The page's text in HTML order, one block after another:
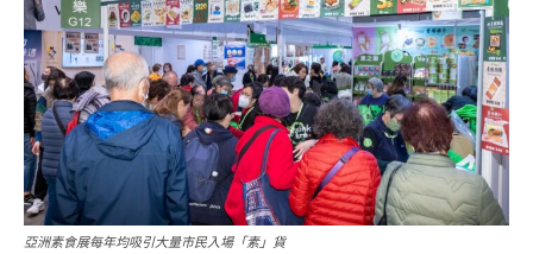
亞洲素食展每年均吸引大量市民入場「素」貨